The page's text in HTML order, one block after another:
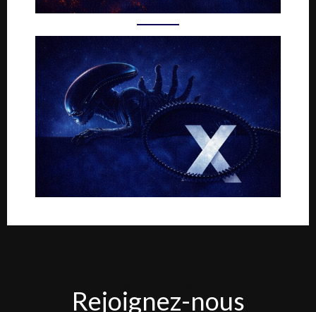
Rejoignez-nous